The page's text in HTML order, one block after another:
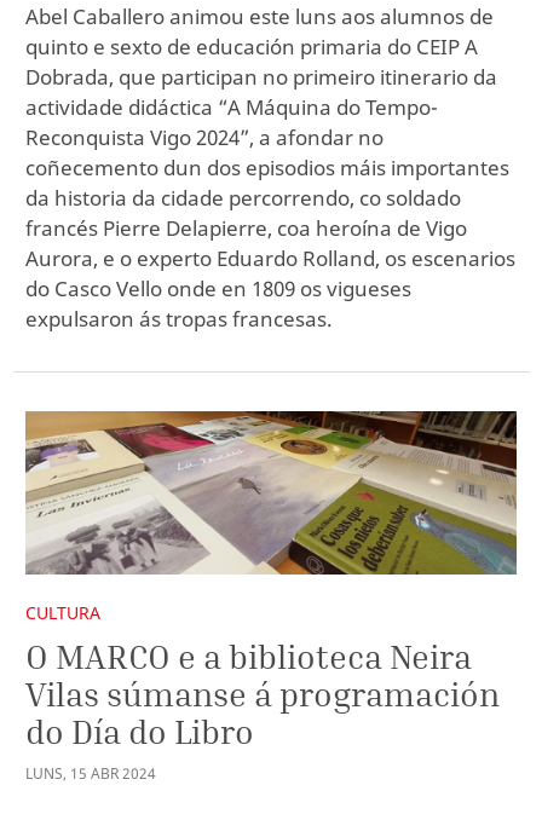
Abel Caballero animou este luns aos alumnos de
quinto e sexto de educación primaria do CEIP A
Dobrada, que participan no primeiro itinerario da
actividade didáctica “A Máquina do Tempo-
Reconquista Vigo 2024”, a afondar no
coñecemento dun dos episodios máis importantes
da historia da cidade percorrendo, co soldado
francés Pierre Delapierre, coa heroína de Vigo
Aurora, e o experto Eduardo Rolland, os escenarios
do Casco Vello onde en 1809 os vigueses
expulsaron ás tropas francesas.
CULTURA
O MARCO e a biblioteca Neira
Vilas súmanse á programación
do Día do Libro
LUNS, 15 ABR2024